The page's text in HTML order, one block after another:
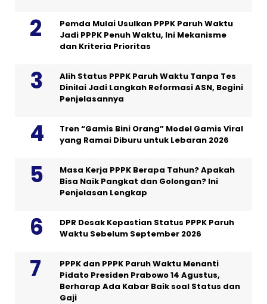
Pemda Mulai Usulkan PPPK Paruh Waktu
Jadi PPPK Penuh Waktu, Ini Mekanisme
dan Kriteria Prioritas
Alih Status PPPK Paruh Waktu Tanpa Tes
Dinilai Jadi Langkah Reformasi ASN, Begini
Penjelasannya
Tren “Gamis Bini Orang” Model Gamis Viral
yang Ramai Diburu untuk Lebaran 2026
Masa Kerja PPPK Berapa Tahun? Apakah
Bisa Naik Pangkat dan Golongan? Ini
Penjelasan Lengkap
DPR Desak Kepastian Status PPPK Paruh
Waktu Sebelum September 2026
PPPK dan PPPK Paruh Waktu Menanti
Pidato Presiden Prabowo 14 Agustus,
Berharap Ada Kabar Baik soal Status dan
Gaji